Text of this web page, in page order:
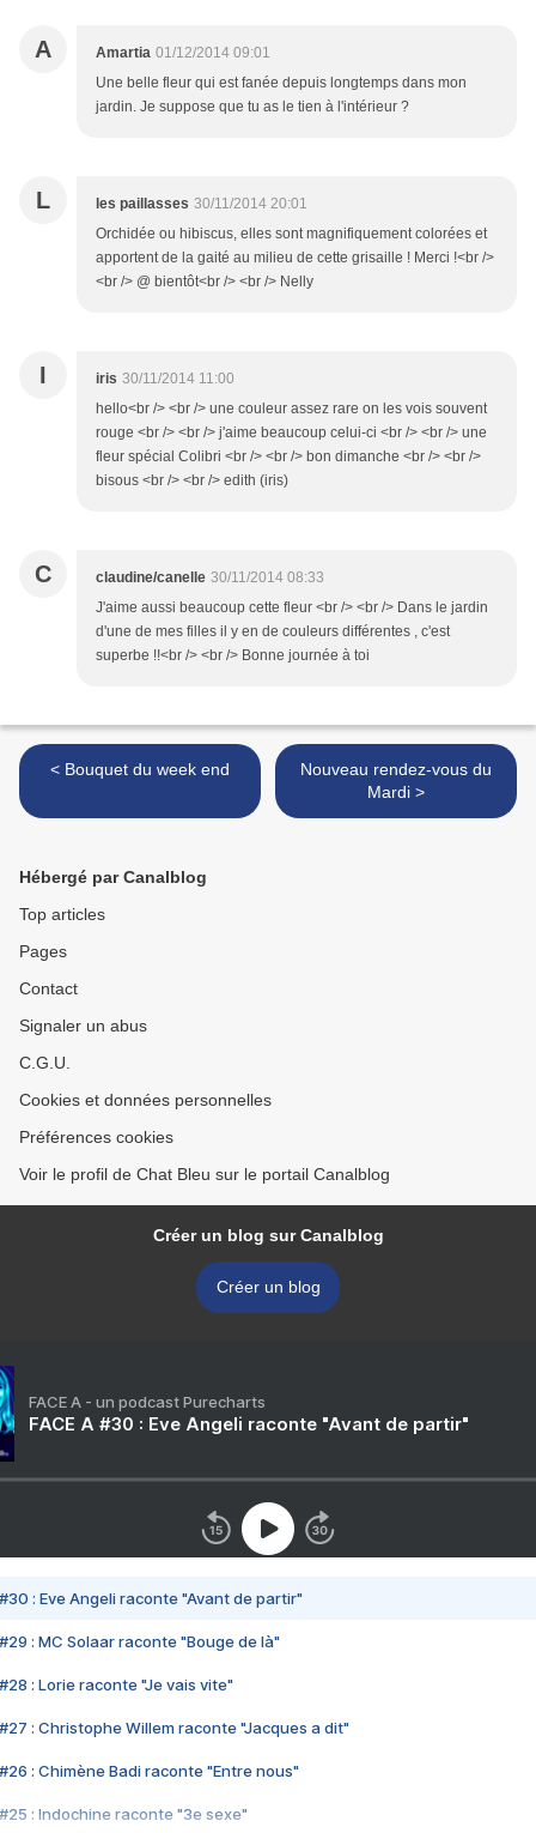
A Amartia 01/12/2014 09:01
Une belle fleur qui est fanée depuis longtemps dans mon
jardin. Je suppose que tu as le tien à l'intérieur ?
L les paillasses 30/11/2014 20:01
Orchidée ou hibiscus, elles sont magnifiquement colorées et
apportent de la gaité au milieu de cette grisaille ! Merci !<br />
<br /> @ bientôt<br /> <br /> Nelly
I iris 30/11/2014 11:00
hello<br /> <br /> une couleur assez rare on les vois souvent
rouge <br /> <br /> j'aime beaucoup celui-ci <br /> <br /> une
fleur spécial Colibri <br /> <br /> bon dimanche <br /> <br />
bisous <br /> <br /> edith (iris)
C claudine/canelle 30/11/2014 08:33
J'aime aussi beaucoup cette fleur <br /> <br /> Dans le jardin
d'une de mes filles il y en de couleurs différentes , c'est
superbe !!<br /> <br /> Bonne journée à toi
< Bouquet du week end
Nouveau rendez-vous du
Mardi >
Hébergé par Canalblog
Top articles
Pages
Contact
Signaler un abus
C.G.U.
Cookies et données personnelles
Préférences cookies
Voir le profil de Chat Bleu sur le portail Canalblog
Créer un blog sur Canalblog
Créer un blog
FACE A - un podcast Purecharts
FACE A #30 : Eve Angeli raconte "Avant de partir"
#30 : Eve Angeli raconte "Avant de partir"
#29 : MC Solaar raconte "Bouge de là"
#28 : Lorie raconte "Je vais vite"
#27 : Christophe Willem raconte "Jacques a dit"
#26 : Chimène Badi raconte "Entre nous"
#25 : Indochine raconte "3e sexe"